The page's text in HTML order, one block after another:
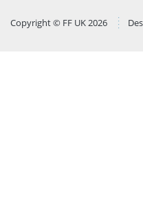
Copyright © FF UK 2026